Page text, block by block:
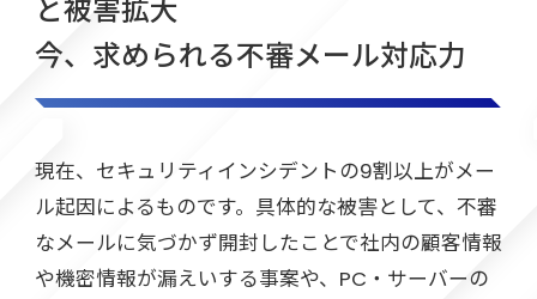
と被害拡大
今、求められる不審メール対応力
現在、セキュリティインシデントの9割以上がメー
ル起因によるものです。具体的な被害として、不審
なメールに気づかず開封したことで社内の顧客情報
や機密情報が漏えいする事案や、PC・サーバーの